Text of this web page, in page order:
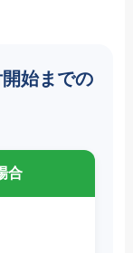
始までの
合